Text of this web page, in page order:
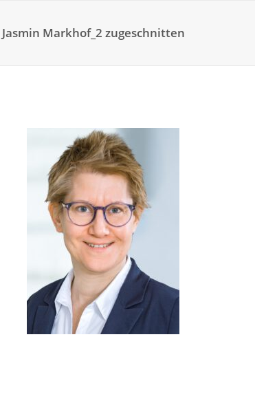
Jasmin Markhof_2 zugeschnitten